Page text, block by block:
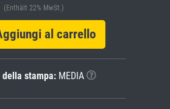
(Enthält 22% MwSt.)
al carrello
stampa:MEDIA